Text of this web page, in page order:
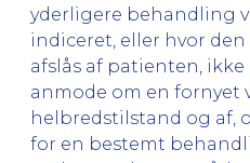
yderligere behandling
indiceret, eller hvor
afslås af patienten,
anmode om en fornyet
helbredstilstand og af,
for en bestemt